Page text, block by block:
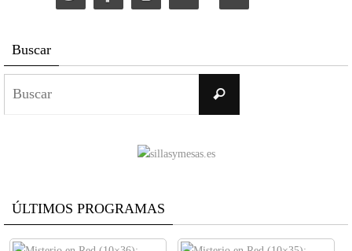
Buscar
Buscar
ÚLTIMOS PROGRAMAS